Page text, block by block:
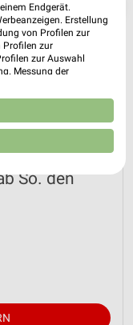
So. den
Endgerät.
Erstellung
von Profilen zur
Profilen zur
zur Auswahl
Messung der
Entwicklung und
Daten zur Auswahl
und in die
von